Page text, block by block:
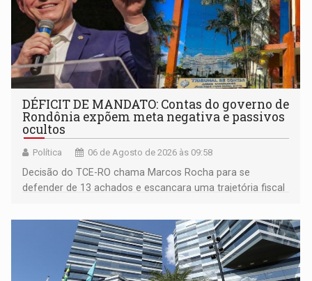
DÉFICIT DE MANDATO: Contas do governo de
Rondônia expõem meta negativa e passivos
ocultos
Política 06 de Agosto de 2026 às 09:58
Decisão do TCE-RO chama Marcos Rocha para se
defender de 13 achados e escancara uma trajetória fiscal
mandato